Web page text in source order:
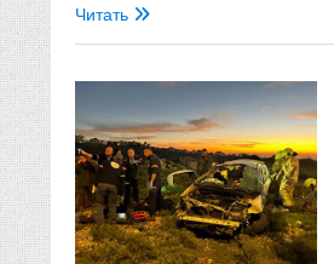
Читать